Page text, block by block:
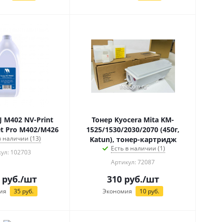
M402 NV-Print
Pro M402/M426
наличии (13)
102703
руб./шт
35 руб.
Тонер Kyocera Mita KM-
1525/1530/2030/2070 (450г,
Katun), тонер-картридж
Есть в наличии (1)
Артикул: 72087
310руб./шт
Экономия 10 руб.